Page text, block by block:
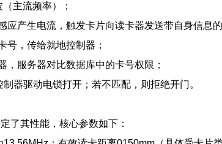
主流频率）；
应产生电流，触发卡片向读卡器发送带自身信息的
号，传给就地控制器；
服务器对比数据库中的卡号权限；
器驱动电锁打开；若不匹配，则拒绝开门。
了其性能，核心参数如下：